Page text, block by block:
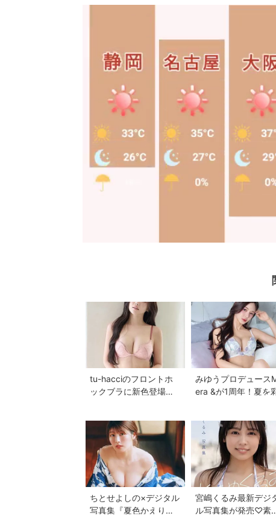
tu-hacciのフロントホ
ックブラに新色登場♡
みゆうプロデュース
era &が1周年！夏を
ちとせよしの×デジタル
写真集『夏色かえり
宮嶋くるみ最新デジ
ル写真集が発売♡素